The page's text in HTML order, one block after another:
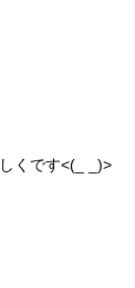
くです<(_ _)>